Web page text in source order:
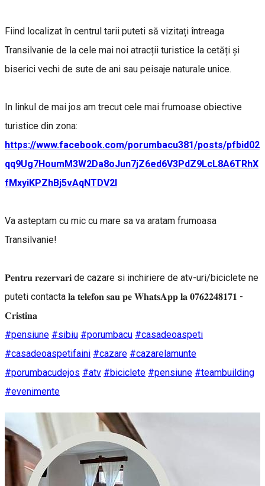
Fiind localizat în centrul tarii puteti să vizitați întreaga
Transilvanie de la cele mai noi atracții turistice la cetăți și
biserici vechi de sute de ani sau peisaje naturale unice.
In linkul de mai jos am trecut cele mai frumoase obiective
turistice din zona:
https://www.facebook.com/porumbacu381/posts/pfbid02
qq9Ug7HoumM3W2Da8oJun7jZ6ed6V3PdZ9LcL8A6TRhX
fMxyiKPZhBj5vAqNTDV2l
Va asteptam cu mic cu mare sa va aratam frumoasa
Transilvanie!
𝐏𝐞𝐧𝐭𝐫𝐮 𝐫𝐞𝐳𝐞𝐫𝐯𝐚𝐫𝐢 de cazare si inchiriere de atv-uri/biciclete ne
puteti contacta 𝐥𝐚 𝐭𝐞𝐥𝐞𝐟𝐨𝐧 𝐬𝐚𝐮 𝐩𝐞 𝐖𝐡𝐚𝐭𝐬𝐀𝐩𝐩 𝐥𝐚 𝟎𝟕𝟔𝟐𝟐𝟒𝟖𝟏𝟕𝟏 -
𝐂𝐫𝐢𝐬𝐭𝐢𝐧𝐚
#pensiune #sibiu #porumbacu #casadeoaspeti
#casadeoaspetifaini #cazare #cazarelamunte
#porumbacudejos #atv #biciclete #pensiune #teambuilding
#evenimente